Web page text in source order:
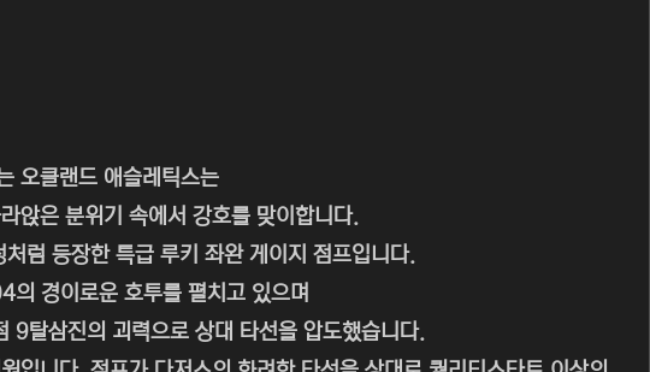
오클랜드 애슬레틱스는
앉은 분위기 속에서 강호를 맞이합니다.
럼 등장한 특급 루키 좌완 게이지 점프입니다.
경이로운 호투를 펼치고 있으며
탈삼진의 괴력으로 상대 타선을 압도했습니다.